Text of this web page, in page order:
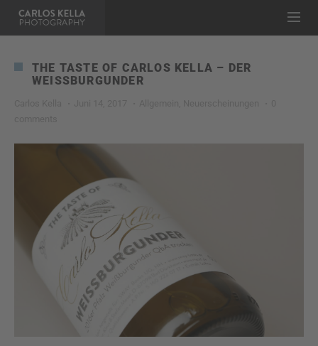
THE TASTE OF CARLOS KELLA – DER
WEISSBURGUNDER